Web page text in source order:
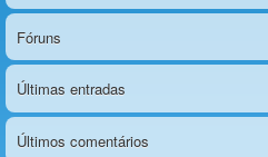
Fóruns
Últimas entradas
Últimos comentários